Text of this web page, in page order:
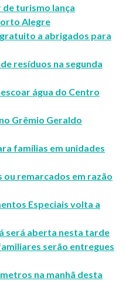
turismo lança
Alegre
a abrigados para
resíduos na segunda
água do Centro
Grêmio Geraldo
famílias em unidades
ou remarcados em razão
Especiais volta a
será aberta nesta tarde
serão entregues
na manhã desta